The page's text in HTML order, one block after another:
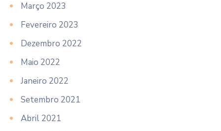
Março 2023
Fevereiro 2023
Dezembro 2022
Maio 2022
Janeiro 2022
Setembro 2021
Abril 2021